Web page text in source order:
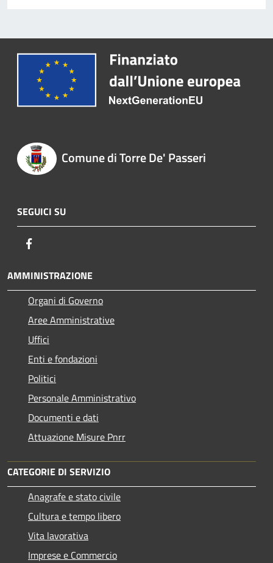
Comune di Torre De' Passeri
SEGUICI SU
AMMINISTRAZIONE
Organi di Governo
Aree Amministrative
Uffici
Enti e fondazioni
Politici
Personale Amministrativo
Documenti e dati
Attuazione Misure Pnrr
CATEGORIE DI SERVIZIO
Anagrafe e stato civile
Cultura e tempo libero
Vita lavorativa
Imprese e Commercio